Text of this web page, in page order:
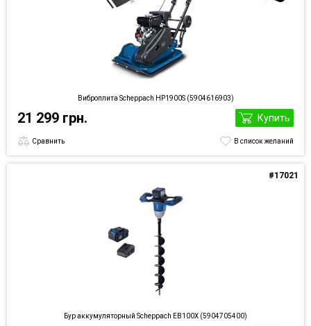
Виброплита Scheppach HP1900S (5904616903)
21 299 грн. Купить
Сравнить В список желаний
Бур аккумуляторный Scheppach EB100X (5904705400)
#17021